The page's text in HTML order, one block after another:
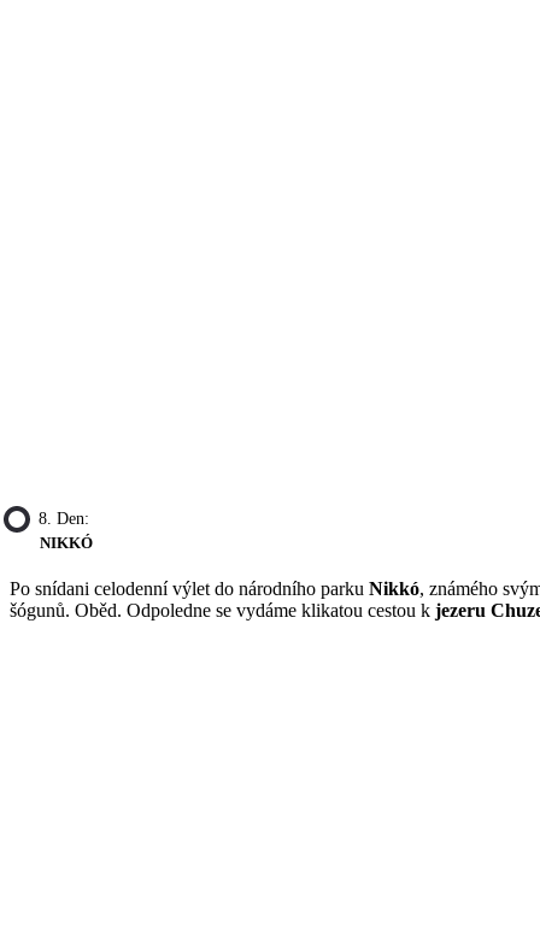
8. Den:
NIKKÓ
Po snídani celodenní výlet do národního parku Nikkó, známého
šógunů. Oběd. Odpoledne se vydáme klikatou cestou k jezeru